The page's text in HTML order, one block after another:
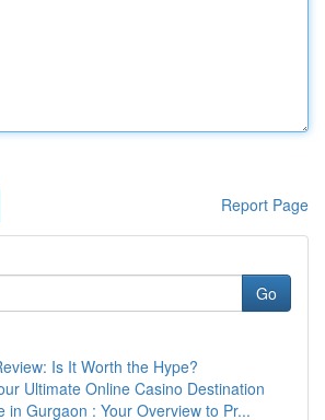
Report Page
Go
Is It Worth the Hype?
Ultimate Online Casino Destination
in Gurgaon : Your Overview to Pr...